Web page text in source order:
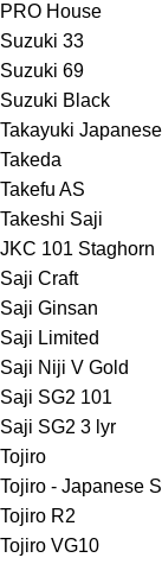
PRO House
Suzuki 33
Suzuki 69
Suzuki Black
Takayuki
Takeda
Takefu AS
Takeshi Saji
JKC 101 Staghorn
Saji Craft
Saji Ginsan
Saji Limited
Saji Niji V Gold
Saji SG2 101
Saji SG2 3 lyr
Tojiro
Tojiro - Japanese
Tojiro R2
Tojiro VG10